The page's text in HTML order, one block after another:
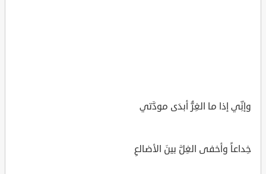
وإنِّي إذا ما الغِرُّ أبدَى مودَّتي
خِداعاً وأخفى الغِلَّ بينَ الأضالعِ